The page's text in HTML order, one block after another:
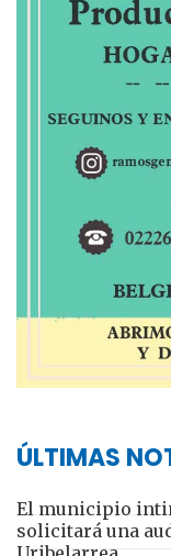
ÚLTIMAS
El municipio
solicitará una